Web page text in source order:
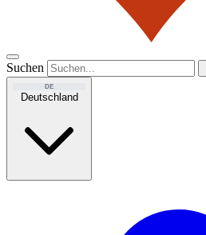
Suchen
DE
Deutschland